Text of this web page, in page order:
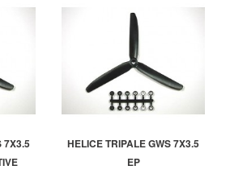
7X3.5
HELICE TRIPALE GWS 7X3.5
EP